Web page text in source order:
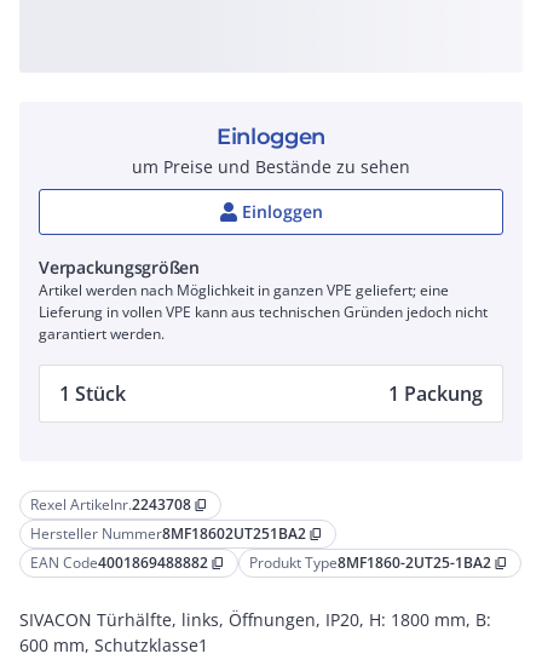
Rexel Artikelnr.2243708 content_copy
Hersteller Nummer8MF18602UT251BA2 content_copy
EAN Code4001869488882 content_copy Produkt Type8MF1860-2UT25-1BA2 content_copy
SIVACON Türhälfte, links, Öffnungen, IP20, H: 1800 mm, B:
600 mm, Schutzklasse1
Einloggen
um Preise und Bestände zu sehen
Einloggen
Verpackungsgrößen
Artikel werden nach Möglichkeit in ganzen VPE geliefert; eine
Lieferung in vollen VPE kann aus technischen Gründen jedoch nicht
garantiert werden.
1 Stück 1 Packung